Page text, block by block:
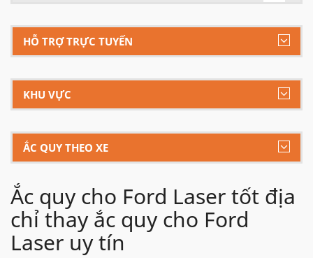
HỖ TRỢ TRỰC TUYẾN
KHU VỰC
ẮC QUY THEO XE
Ắc quy cho Ford Laser tốt địa
chỉ thay ắc quy cho Ford
Laser uy tín